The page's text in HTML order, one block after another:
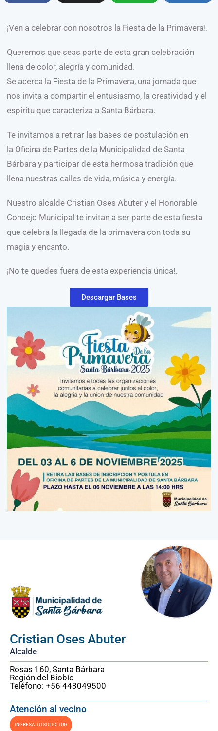
¡Ven a celebrar con nosotros la Fiesta de la Primavera!.
Queremos que seas parte de esta gran celebración
llena de color, alegría y comunidad.
Se acerca la Fiesta de la Primavera, una jornada que
nos invita a compartir el entusiasmo, la creatividad y el
espíritu que caracteriza a Santa Bárbara.
Te invitamos a retirar las bases de postulación en
la Oficina de Partes de la Municipalidad de Santa
Bárbara y participar de esta hermosa tradición que
llena nuestras calles de vida, música y energía.
Nuestro alcalde Cristian Oses Abuter y el Honorable
Concejo Municipal te invitan a ser parte de esta fiesta
que celebra la llegada de la primavera con toda su
magia y encanto.
¡No te quedes fuera de esta experiencia única!.
Descargar Bases
Cristian Oses Abuter
Alcalde
Rosas 160, Santa Bárbara
Región del Biobío
Teléfono: +56 443049500
Atención al vecino
INGRESA TU SOLICITUD